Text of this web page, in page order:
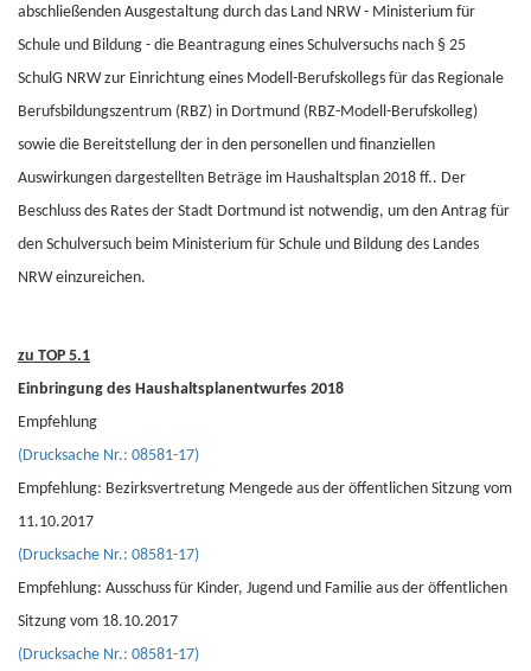
abschließenden Ausgestaltung durch das Land NRW - Ministerium für
Schule und Bildung - die Beantragung eines Schulversuchs nach § 25
SchulG NRW zur Einrichtung eines Modell-Berufskollegs für das Regionale
Berufsbildungszentrum (RBZ) in Dortmund (RBZ-Modell-Berufskolleg)
sowie die Bereitstellung der in den personellen und finanziellen
Auswirkungen dargestellten Beträge im Haushaltsplan 2018 ff.. Der
Beschluss des Rates der Stadt Dortmund ist notwendig, um den Antrag für
den Schulversuch beim Ministerium für Schule und Bildung des Landes
NRW einzureichen.
zu TOP 5.1
Einbringung des Haushaltsplanentwurfes 2018
Empfehlung
(Drucksache Nr.: 08581-17)
Empfehlung: Bezirksvertretung Mengede aus der öffentlichen Sitzung vom
11.10.2017
(Drucksache Nr.: 08581-17)
Empfehlung: Ausschuss für Kinder, Jugend und Familie aus der öffentlichen
Sitzung vom 18.10.2017
(Drucksache Nr.: 08581-17)